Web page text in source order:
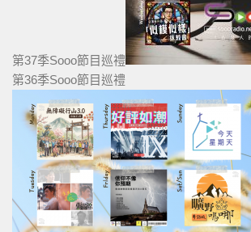
第37季Sooo節目巡禮
第36季Sooo節目巡禮